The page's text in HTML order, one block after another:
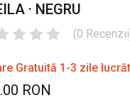
· NEGRU
(0 Recenzii
Gratuită 1-3 zile
RON